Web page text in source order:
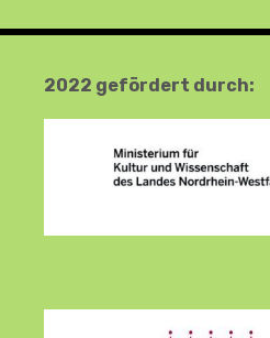
2022 gefördert durch: